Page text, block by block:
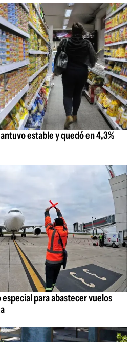
estable y quedó en 4,3%
para abastecer vuelos